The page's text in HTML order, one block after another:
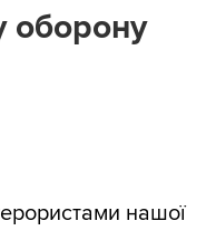
оборону
нашої